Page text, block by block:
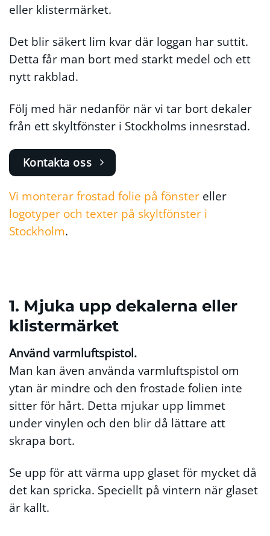
eller klistermärket.
Det blir säkert lim kvar där loggan har suttit.
Detta får man bort med starkt medel och ett
nytt rakblad.
Följ med här nedanför när vi tar bort dekaler
från ett skyltfönster i Stockholms innesrstad.
Kontakta oss
Vi monterar frostad folie på fönster eller
logotyper och texter på skyltfönster i
Stockholm.
1. Mjuka upp dekalerna eller
klistermärket
Använd varmluftspistol.
Man kan även använda varmluftspistol om
ytan är mindre och den frostade folien inte
sitter för hårt. Detta mjukar upp limmet
under vinylen och den blir då lättare att
skrapa bort.
Se upp för att värma upp glaset för mycket då
det kan spricka. Speciellt på vintern när glaset
är kallt.